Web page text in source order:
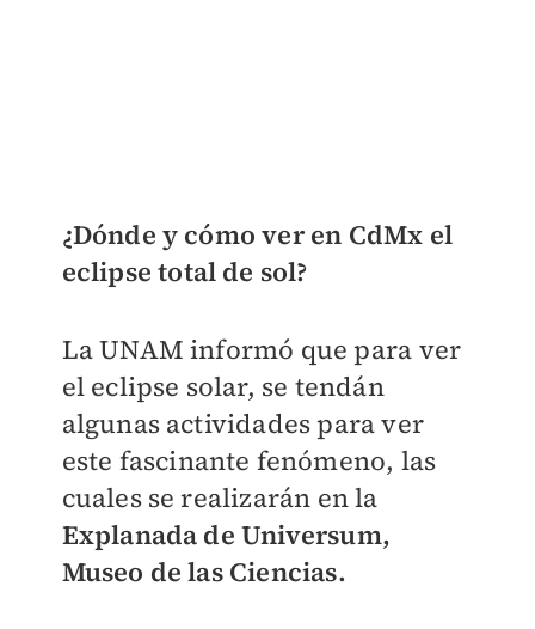
¿Dónde y cómo ver en CdMx el
eclipse total de sol?
La UNAM informó que para ver
el eclipse solar, se tendán
algunas actividades para ver
este fascinante fenómeno, las
cuales se realizarán en la
Explanada de Universum,
Museo de las Ciencias.